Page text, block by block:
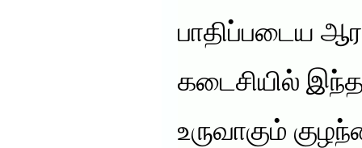
பாதிப்படைய
கடைசியில்
உருவாகும்